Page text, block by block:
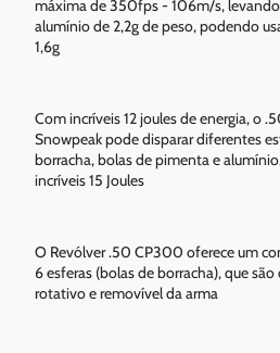
máxima de 350fps - 106m/s,
alumínio de 2,2g de peso, podendo
1,6g
Com incríveis 12 joules de energia, o
Snowpeak pode disparar diferentes
borracha, bolas de pimenta e
incríveis 15 Joules
O Revólver .50 CP300 oferece um
6 esferas (bolas de borracha), que
rotativo e removível da arma